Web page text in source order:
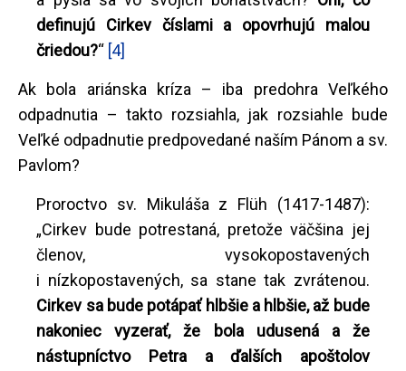
definujú Cirkev číslami a opovrhujú malou
čriedou?“ [4]
Ak bola ariánska kríza – iba predohra Veľkého
odpadnutia – takto rozsiahla, jak rozsiahle bude
Veľké odpadnutie predpovedané naším Pánom a sv.
Pavlom?
Proroctvo sv. Mikuláša z Flüh (1417-1487):
„Cirkev bude potrestaná, pretože väčšina jej
členov, vysokopostavených
i nízkopostavených, sa stane tak zvrátenou.
Cirkev sa bude potápať hlbšie a hlbšie, až bude
nakoniec vyzerať, že bola udusená a že
nástupníctvo Petra a ďalších apoštolov